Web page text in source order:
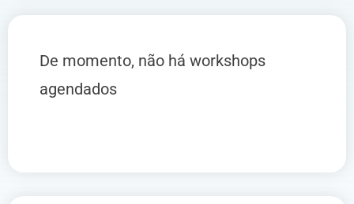
De momento, não há workshops
agendados